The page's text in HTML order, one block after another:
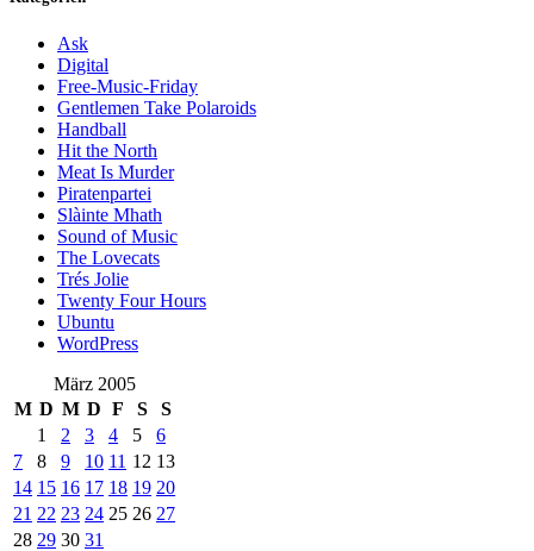
Ask
Digital
Free-Music-Friday
Gentlemen Take Polaroids
Handball
Hit the North
Meat Is Murder
Piratenpartei
Slàinte Mhath
Sound of Music
The Lovecats
Trés Jolie
Twenty Four Hours
Ubuntu
WordPress
März 2005
M D M D F S
S
1
2 3 4 5
6
7
8 9 10 11 12 13
14 15 16 17 18 19 20
21 22 23 24 25 26 27
28 29 30 31